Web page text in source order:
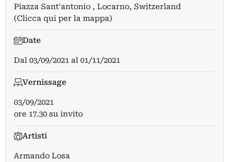
Piazza Sant'antonio , Locarno, Switzerland
(Clicca qui per la mappa)
Date
Dal 03/09/2021 al 01/11/2021
Vernissage
03/09/2021
ore 17.30 su invito
Artisti
Armando Losa